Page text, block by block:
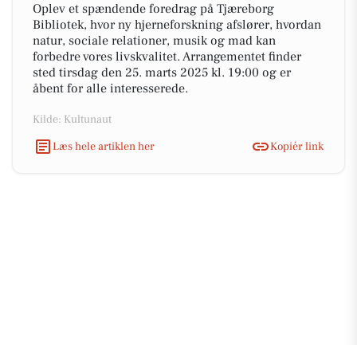
Oplev et spændende foredrag på Tjæreborg
Bibliotek, hvor ny hjerneforskning afslører, hvordan
natur, sociale relationer, musik og mad kan
forbedre vores livskvalitet. Arrangementet finder
sted tirsdag den 25. marts 2025 kl. 19:00 og er
åbent for alle interesserede.
Kilde: Kultunaut
Læs hele artiklen her
Kopiér link